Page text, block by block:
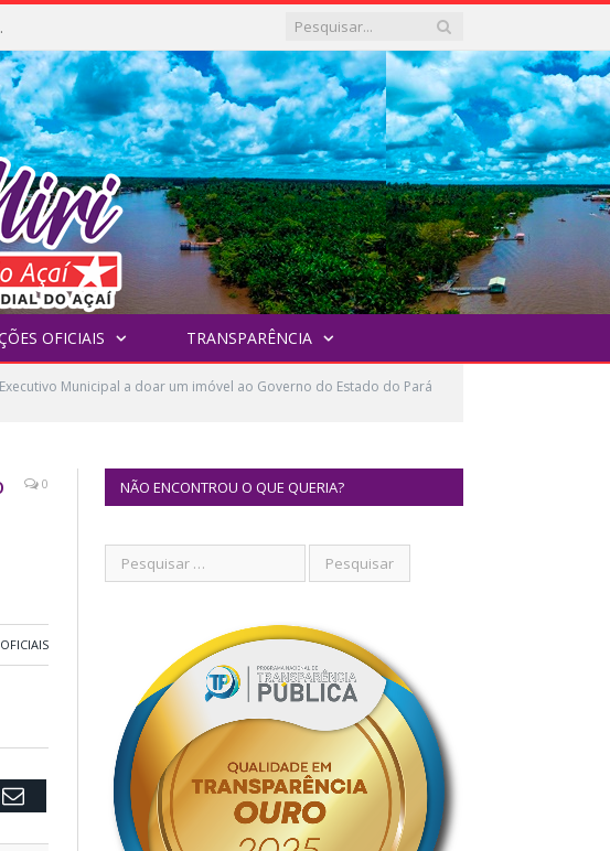
pública
OFICIAIS TRANSPARÊNCIA
Executivo Municipal a doar um imóvel ao Governo do Estado do Pará
0
Email
NÃO ENCONTROU O QUE QUERIA?